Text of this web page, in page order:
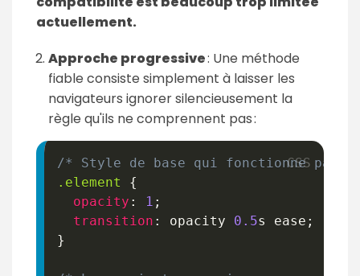
actuellement.
Approche progressive: Une méthode
fiable consiste simplement à laisser les
navigateurs ignorer silencieusement la
règle qu'ils ne comprennent pas :
/* Style de base qui fonctionne
.element
{
opacity : 1 ;
transition : opacity 0.5s ease ;
}